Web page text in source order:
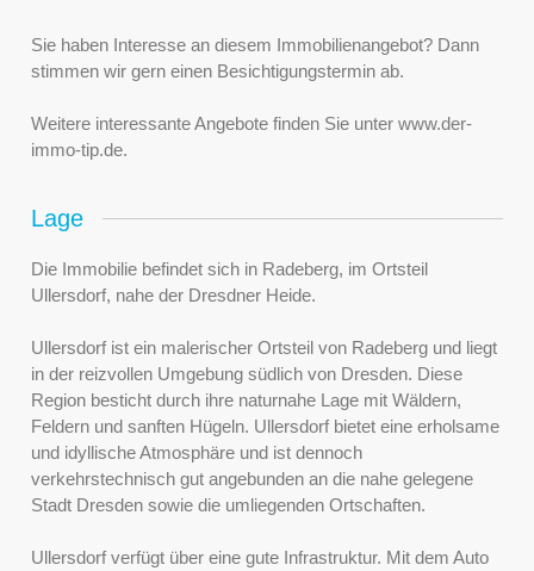
Sie haben Interesse an diesem Immobilienangebot? Dann
stimmen wir gern einen Besichtigungstermin ab.
Weitere interessante Angebote finden Sie unter www.der-
immo-tip.de.
Lage
Die Immobilie befindet sich in Radeberg, im Ortsteil
Ullersdorf, nahe der Dresdner Heide.
Ullersdorf ist ein malerischer Ortsteil von Radeberg und liegt
in der reizvollen Umgebung südlich von Dresden. Diese
Region besticht durch ihre naturnahe Lage mit Wäldern,
Feldern und sanften Hügeln. Ullersdorf bietet eine erholsame
und idyllische Atmosphäre und ist dennoch
verkehrstechnisch gut angebunden an die nahe gelegene
Stadt Dresden sowie die umliegenden Ortschaften.
Ullersdorf verfügt über eine gute Infrastruktur. Mit dem Auto